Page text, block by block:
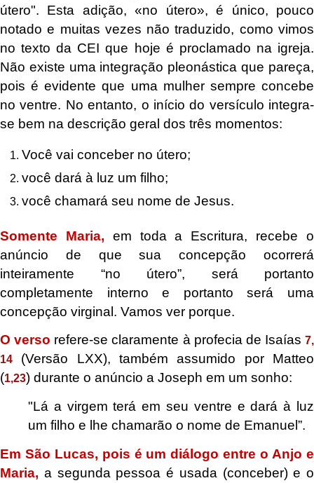
útero". Esta adição, «no útero», é único, pouco
notado e muitas vezes não traduzido, como vimos
no texto da CEI que hoje é proclamado na igreja.
Não existe uma integração pleonástica que pareça,
pois é evidente que uma mulher sempre concebe
no ventre. No entanto, o início do versículo integra-
se bem na descrição geral dos três momentos:
Você vai conceber no útero;
você dará à luz um filho;
você chamará seu nome de Jesus.
Somente Maria, em toda a Escritura, recebe o
anúncio de que sua concepção ocorrerá
inteiramente “no útero”, será portanto
completamente interno e portanto será uma
concepção virginal. Vamos ver porque.
O verso refere-se claramente à profecia de Isaías 7,
14
(Versão LXX), também assumido por Matteo
(1,23) durante o anúncio a Joseph em um sonho:
"Lá a virgem terá em seu ventre e dará à luz
um filho e lhe chamarão o nome de Emanuel”.
Em São Lucas, pois é um diálogo entre o Anjo e
Maria, a segunda pessoa é usada (conceber) e o